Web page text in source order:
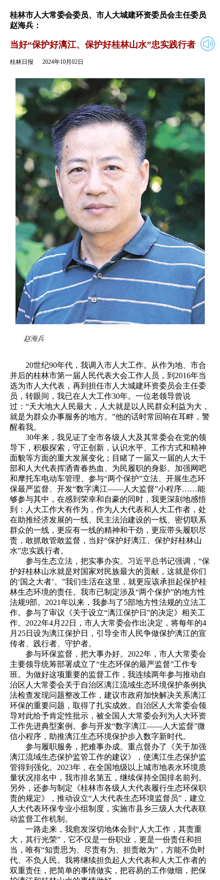
返回 2024年10月02日
桂林市人大常委会委员、市人大城建环资委员会主任委员
赵海兵：
当好“保护好漓江、保护好桂林山水”忠实践行者
桂林日报 2024年10月02日
赵海兵
20世纪90年代，我调入市人大工作。从作为地、市合
并后的桂林市第一届人民代表大会工作人员，到2016年当
选为市人大代表，再到担任市人大城建环资委员会主任委
员，转眼间，我已在人大工作30年。一位老领导曾说
过：“天大地大人民最大，人大就是以人民群众利益为大，
就是为群众办事服务的地方。”他的话时常回响在耳畔，警
醒着我。
30年来，我见证了全市各级人大及其常委会在党的领
导下，积极探索，守正创新，认识水平、工作方式和精神
面貌等方面的重大发展变化；目睹了一届又一届的人大干
部和人大代表挥洒青春热血、为民履职的身影。加强网吧
和摩托车电动车管理、参与“两个保护”立法、开展生态环
保最严监督、开发“数字漓江——人大监督”小程序……能
够参与其中，在感到荣幸和自豪的同时，我更深刻地感悟
到：人大工作大有作为，作为人大代表和人大工作者，处
在助推经济发展的一线、民主法治建设的一线、密切联系
群众的一线，更应有一线的精神和干劲，更应带头履职尽
责，敢抓敢管敢监督，当好“保护好漓江、保护好桂林山
水”忠实践行者。
参与生态立法，把实事办实。习近平总书记强调，“保
护好桂林山水就是对国家对民族最大的贡献，这就是你们
的‘国之大者’。”我们生活在这里，就更应该承担起保护桂
林生态环境的责任。我市已制定涉及“两个保护”的地方性
法规9部。2021年以来，我参与了5部地方性法规的立法工
作。参与了审议《关于设立“漓江保护日”的决定》相关工
作。2022年4月22日，市人大常委会作出决定，将每年的4
月25日设为漓江保护日，引导全市人民争做保护漓江的宣
传者、践行者、守护者。
参与环保监督，把大事办好。2022年，市人大常委会
主要领导统筹部署成立了“生态环保的最严监督”工作专
班。为做好这项重要的监督工作，我连续两年参与推动自
治区人大常委会关于自治区漓江流域生态环境保护条例执
法检查发现问题整改工作，建议市政府加快解决关系漓江
环保的重要问题，取得了扎实成效。自治区人大常委会领
导对此给予肯定性批示，被全国人大常委会列为人大环资
工作先进典型案例。参与开发“数字漓江——人大监督”微
信小程序，助推漓江生态环境保护步入数字新时代。
参与履职服务，把难事办成。重点督办了《关于加强
漓江流域生态保护监管工作的建议》，使漓江生态保护监
管得到强化。2023年，在全国地级以上城市地表水环境质
量状况排名中，我市排名第五，继续保持全国排名前列。
另外，还参与制定《桂林市各级人大代表履行生态环保职
责的规定》，推动设立“人大代表生态环境监督员”，建立
人大代表环保专业小组制度，实施市县乡三级人大代表联
动监督工作机制。
一路走来，我愈发深切地体会到“人大工作，其责重
大，其行光荣”，它不仅是一份职业，更是一份责任和担
当，唯有“知责思为、尽责有为、担责敢为”，方能不负时
代、不负人民。我将继续担负起人大代表和人大工作者的
双重责任，把简单的事情做实，把容易的工作做细，把保